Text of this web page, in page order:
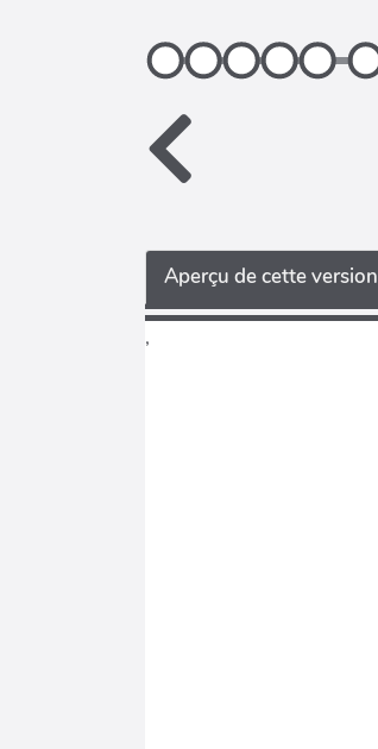
Aperçu de cette version